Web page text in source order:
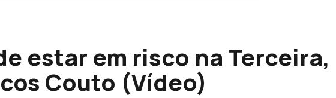
estar em risco na Terceira,
Couto (Vídeo)